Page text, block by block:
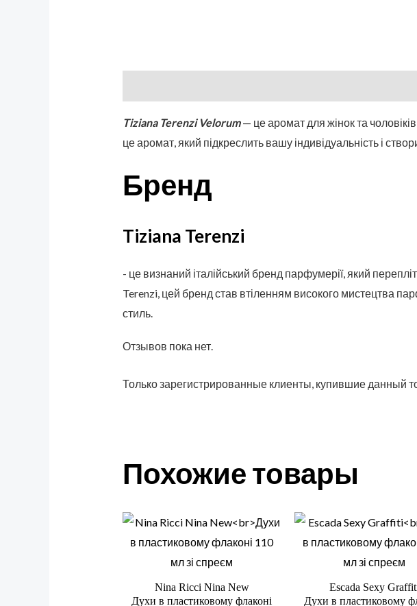
Tiziana Terenzi Velorum— це аромат для жінок та
це аромат, який підкреслить вашу індивідуальність і
Бренд
Tiziana Terenzi
- це визнаний італійський бренд парфумерії, який
Terenzi, цей бренд став втіленням високого мистецтва
стиль.
Отзывов пока нет.
Только зарегистрированные клиенты, купившие данный
Похожие товары
Nina Ricci Nina New
Духи в пластиковому флаконі
Escada Sexy
Духи в пластиковому